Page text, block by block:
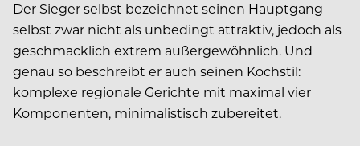
Der Sieger selbst bezeichnet seinen Hauptgang
selbst zwar nicht als unbedingt attraktiv, jedoch als
geschmacklich extrem außergewöhnlich. Und
genau so beschreibt er auch seinen Kochstil:
komplexe regionale Gerichte mit maximal vier
Komponenten, minimalistisch zubereitet.